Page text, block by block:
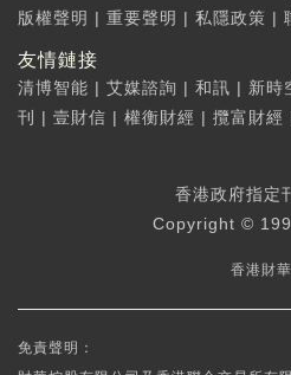
版權聲明 | 重要聲明 | 私隱政策 |
友情鏈接
清博智能 | 艾媒諮詢 | 和訊 | 新時
刊
| 壹財信 | 權衡財經 | 攬富財經
香港政府指定
Copyright ©
香港財
免責聲明：